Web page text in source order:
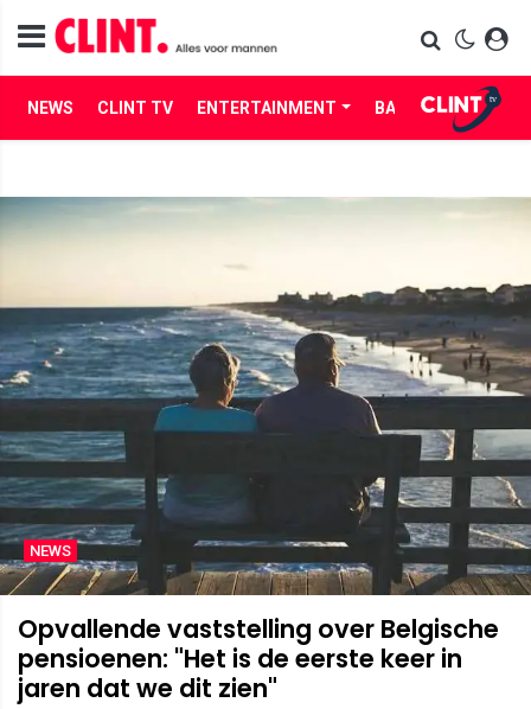
NEWS CLINT TV ENTERTAINMENT BABES LIFE
NEWS
Opvallende vaststelling over Belgische
pensioenen: "Het is de eerste keer in
jaren dat we dit zien"